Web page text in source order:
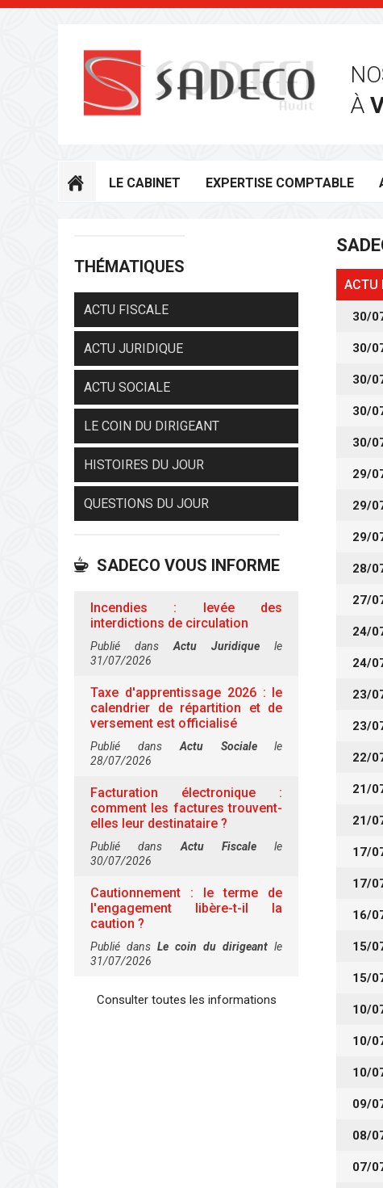
À
LE CABINET EXPERTISE COMPTABLE
ACTU
30/
30/
30/
30/
30/
29/
29/
29/
28/
27/
24/
24/
23/
23/
22/
21/
21/
17/
17/
16/
15/
15/
10/
10/
10/
09/
08/
07/
THÉMATIQUES
ACTU FISCALE
ACTU JURIDIQUE
ACTU SOCIALE
LE COIN DU DIRIGEANT
HISTOIRES DU JOUR
QUESTIONS DU JOUR
SADECO VOUS INFORME
Incendies : levée des
interdictions de circulation
Publié dansActu Juridique le
31/07/2026
Taxe d'apprentissage 2026 : le
calendrier de répartition et de
versement est officialisé
Publié dans Actu Socialele
28/07/2026
Facturation électronique :
comment les factures trouvent-
elles leur destinataire ?
Publié dans Actu Fiscale le
30/07/2026
Cautionnement : le terme de
l'engagement libère-t-il la
caution ?
Publié dansLe coin du dirigeant le
31/07/2026
Consulter toutes les informations